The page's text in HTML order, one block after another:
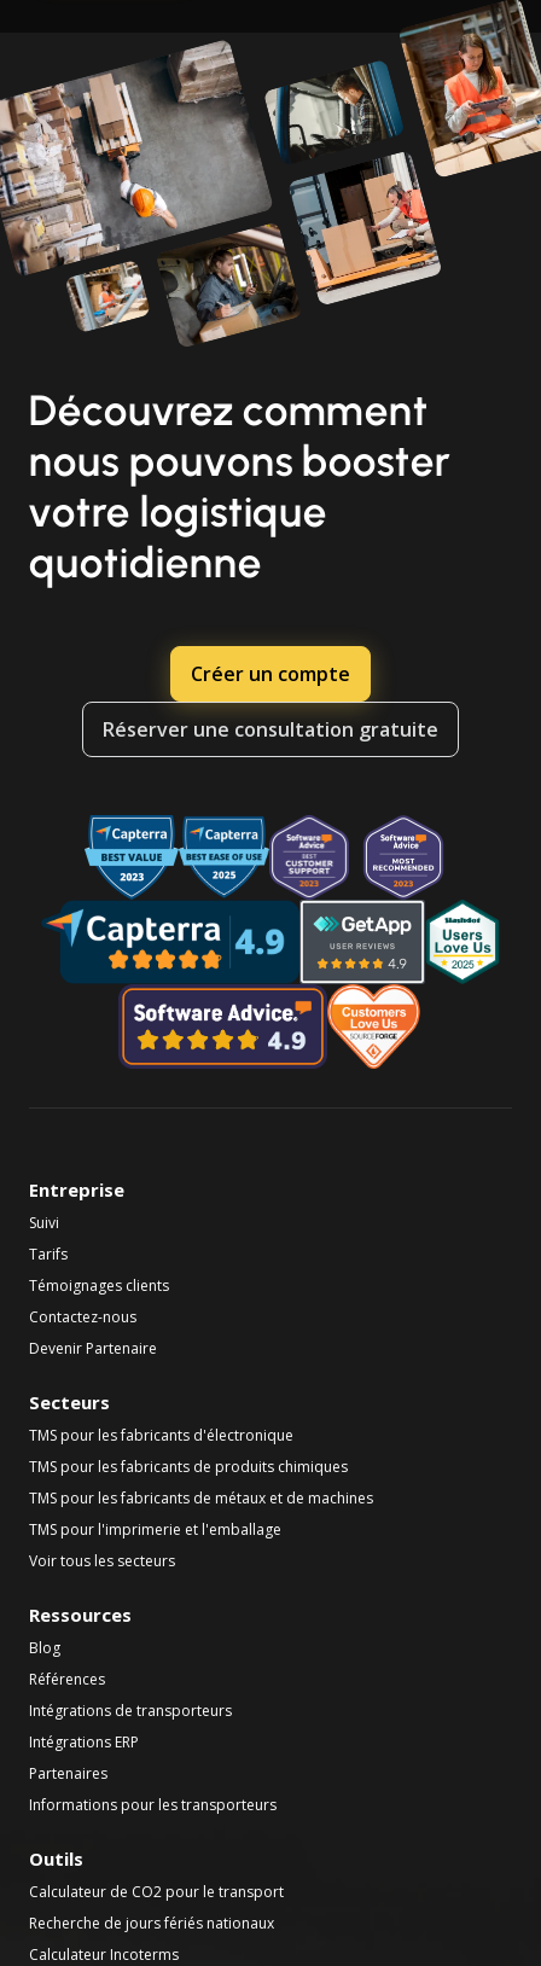
Découvrez comment
nous pouvons booster
votre logistique
quotidienne
Créer un compte
Réserver une consultation gratuite
Entreprise
Suivi
Tarifs
Témoignages clients
Contactez-nous
Devenir Partenaire
Secteurs
TMS pour les fabricants d'électronique
TMS pour les fabricants de produits chimiques
TMS pour les fabricants de métaux et de machines
TMS pour l'imprimerie et l'emballage
Voir tous les secteurs
Ressources
Blog
Références
Intégrations de transporteurs
Intégrations ERP
Partenaires
Informations pour les transporteurs
Outils
Calculateur de CO2 pour le transport
Recherche de jours fériés nationaux
Calculateur Incoterms